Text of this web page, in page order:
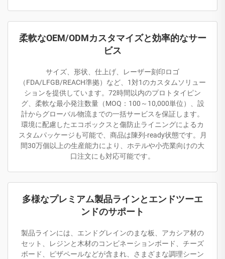
柔軟なOEM/ODMカスタマイズと効率的なサー
ビス
サイズ、形状、仕上げ、レーザー刻印ロゴ
（FDA/LFGB/REACH準拠）など、1対1のカスタムソリュー
ションを提供しています。72時間以内のプロトタイピン
グ、柔軟な最小発注数量（MOQ：100～10,000単位）、設
計からグローバル物流までの一括サービスを保証します。
環境に配慮したエコボックスと傷防止ライニングによるカ
スタムパッケージも可能で、商品は陳列-ready状態です。月
間30万個以上の生産能力により、ホテルや小売業向けの大
口注文にも対応可能です。
多様なプレミアム製品ラインとエンドツーエ
ンドのサポート
製品ラインには、エンドグレインのまな板、アカシア材の
セット、レジンと木材のコンビネーションボード、チーズ
ボード、ピザペールなどが含まれ、さまざまな調理シーン